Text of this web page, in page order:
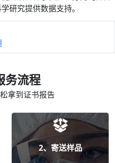
研究提供数据支持。
务流程
拿到证书报告
2、寄送样品